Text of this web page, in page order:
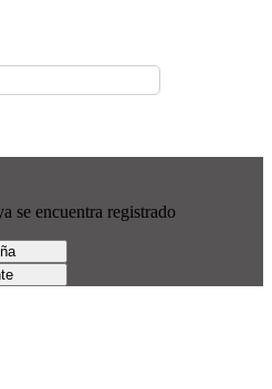
se encuentra registrado